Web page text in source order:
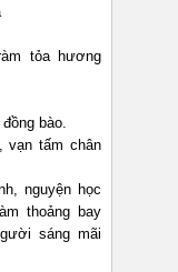
tỏa hương
bào.
vạn tấm chân
nguyện học
thoảng bay
sáng mãi